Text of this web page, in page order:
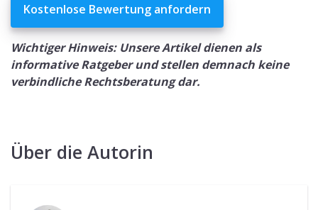
Kostenlose Bewertung anfordern
Wichtiger Hinweis: Unsere Artikel dienen als
informative Ratgeber und stellen demnach keine
verbindliche Rechtsberatung dar.
Über die Autorin